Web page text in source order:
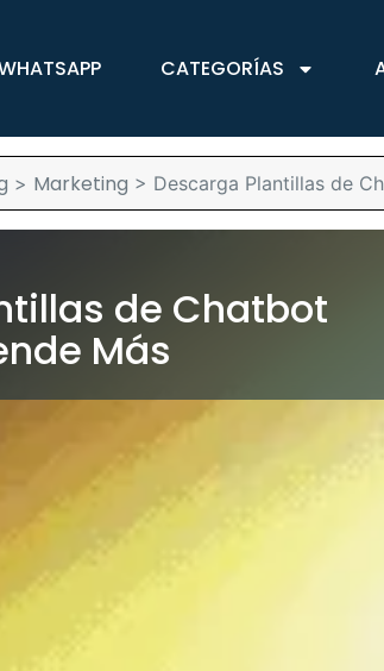
CATEGORÍAS
> Marketing > Descarga Plantillas de
de Chatbot
Más